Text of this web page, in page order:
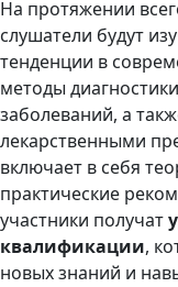
На протяжении
слушатели будут
тенденции в
методы
заболеваний, а
лекарственными
включает в себя
практические
участники получат
квалификации,
новых знаний и